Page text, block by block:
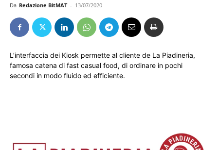
Da Redazione BitMAT - 13/07/2020
L’interfaccia dei Kiosk permette al cliente de La Piadineria,
famosa catena di fast casual food, di ordinare in pochi
secondi in modo fluido ed efficiente.